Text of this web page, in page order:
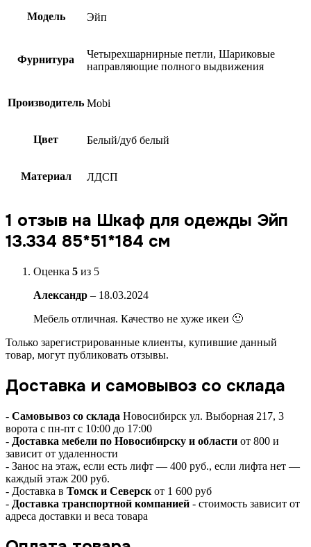
Модель Эйп
Фурнитура
Четырехшарнирные петли, Шариковые
направляющие полного выдвижения
Производитель Mobi
Цвет Белый/дуб белый
Материал ЛДСП
1 отзыв на Шкаф для одежды Эйп
13.334 85*51*184 см
Оценка 5 из 5
Александр – 18.03.2024
Мебель отличная. Качество не хуже икеи 🙂
Только зарегистрированные клиенты, купившие данный
товар, могут публиковать отзывы.
Доставка и самовывоз со склада
- Самовывоз со склада Новосибирск ул. Выборная 217, 3
ворота с пн-пт с 10:00 до 17:00
- Доставка мебели по Новосибирску и области от 800 и
зависит от удаленности
- Занос на этаж, если есть лифт — 400 руб., если лифта нет —
каждый этаж 200 руб.
- Доставка в Томск и Северск от 1 600 руб
- Доставка транспортной компанией - стоимость зависит от
адреса доставки и веса товара